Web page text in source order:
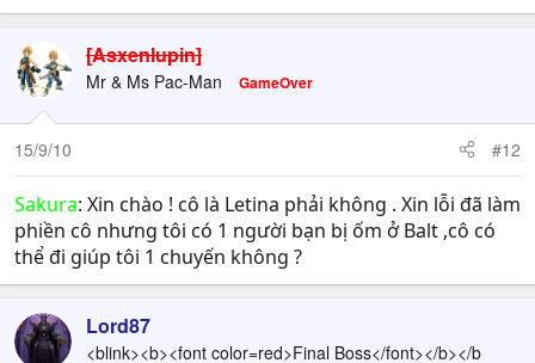
[Asxenlupin]
Mr & Ms Pac-Man GameOver
15/9/10 #12
Sakura: Xin chào ! cô là Letina phải không . Xin lỗi đã làm
phiền cô nhưng tôi có 1 người bạn bị ốm ở Balt ,cô có
thể đi giúp tôi 1 chuyến không ?
Lord87
<blink><b><font color=red>Final Boss</font></b></b